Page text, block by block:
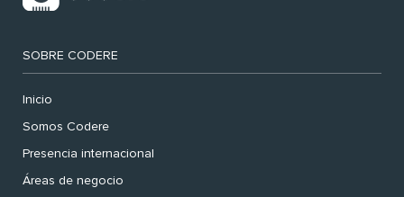
SOBRE CODERE
Inicio
Somos Codere
Presencia internacional
Áreas de negocio